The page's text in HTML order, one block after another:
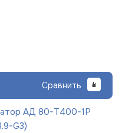
Сравнить
АД 80-Т400-1Р
G3)